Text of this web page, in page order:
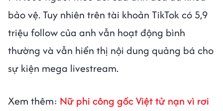
bảo vệ. Tuy nhiên trên tài khoản TikTok có 5,9
triệu follow của anh vẫn hoạt động bình
thường và vẫn hiển thị nội dung quảng bá cho
sự kiện mega livestream.
Xem thêm: Nữ phi công gốc Việt tử nạn vì rơi